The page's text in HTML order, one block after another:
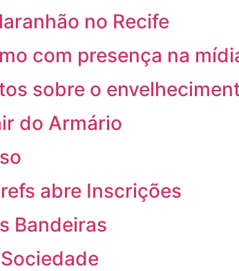
no Recife
com presença na
sobre o
do Armário
abre Inscrições
Bandeiras